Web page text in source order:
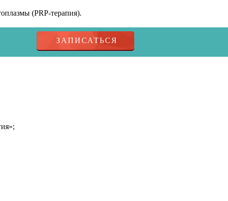
(PRP-терапия).
ЗАПИСАТЬСЯ